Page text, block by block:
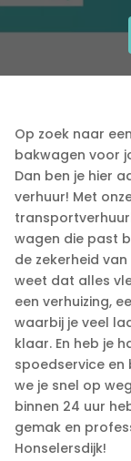
Op zoek naar
bakwagen voor
Dan ben je hier
verhuur! Met
wagen die past
de zekerheid
weet dat alles
een verhuizing,
waarbij je veel
klaar.​ En heb je
spoedservice en
we je snel op
binnen 24 uur
gemak en
Honselersdijk!